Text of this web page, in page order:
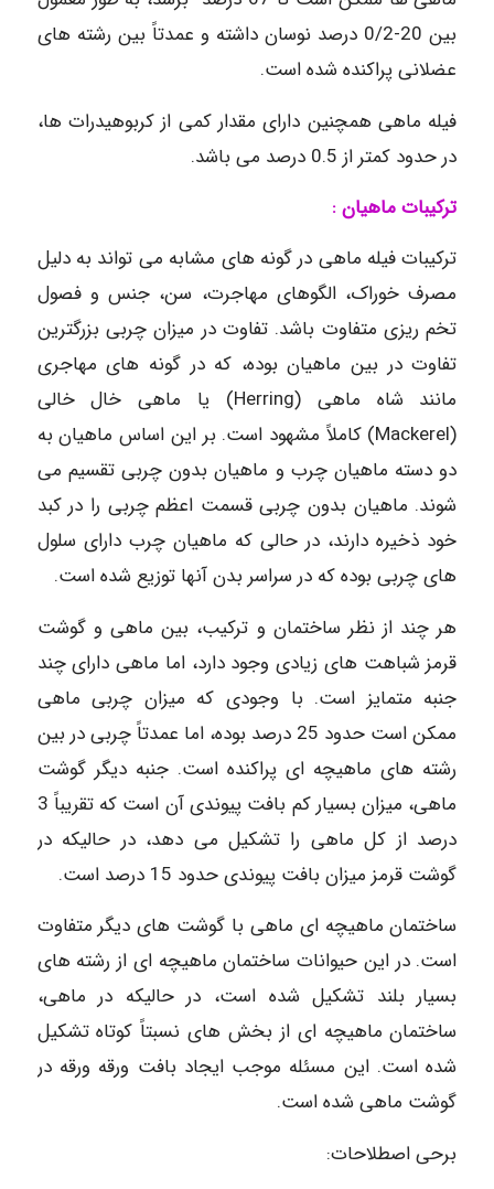
بین 20-0/2 درصد نوسان داشته و عمدتاً بین رشته های
عضلانی پراکنده شده است.
فیله ماهی همچنین دارای مقدار کمی از کربوهیدرات ها،
در حدود کمتر از 0.5 درصد می باشد.
ترکیبات ماهیان :
ترکیبات فیله ماهی در گونه های مشابه می تواند به دلیل
مصرف خوراک، الگوهای مهاجرت، سن، جنس و فصول
تخم ریزی متفاوت باشد. تفاوت در میزان چربی بزرگترین
تفاوت در بین ماهیان بوده، که در گونه های مهاجری
مانند شاه ماهی (Herring) یا ماهی خال خالی
(Mackerel) کاملاً مشهود است. بر این اساس ماهیان به
دو دسته ماهیان چرب و ماهیان بدون چربی تقسیم می
شوند. ماهیان بدون چربی قسمت اعظم چربی را در کبد
خود ذخیره دارند، در حالی که ماهیان چرب دارای سلول
های چربی بوده که در سراسر بدن آنها توزیع شده است.
هر چند از نظر ساختمان و ترکیب، بین ماهی و گوشت
قرمز شباهت های زیادی وجود دارد، اما ماهی دارای چند
جنبه متمایز است. با وجودی که میزان چربی ماهی
ممکن است حدود 25 درصد بوده، اما عمدتاً چربی در بین
رشته های ماهیچه ای پراکنده است. جنبه دیگر گوشت
ماهی، میزان بسیار کم بافت پیوندی آن است که تقریباً 3
درصد از کل ماهی را تشکیل می دهد، در حالیکه در
گوشت قرمز میزان بافت پیوندی حدود 15 درصد است.
ساختمان ماهیچه ای ماهی با گوشت های دیگر متفاوت
است. در این حیوانات ساختمان ماهیچه ای از رشته های
بسیار بلند تشکیل شده است، در حالیکه در ماهی،
ساختمان ماهیچه ای از بخش های نسبتاً کوتاه تشکیل
شده است. این مسئله موجب ایجاد بافت ورقه ورقه در
گوشت ماهی شده است.
برحی اصطلاحات: